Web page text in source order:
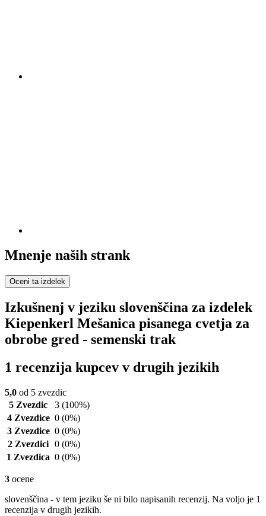
Mnenje naših strank
Oceni ta izdelek
Izkušnenj v jeziku slovenščina za izdelek
Kiepenkerl Mešanica pisanega cvetja za
obrobe gred - semenski trak
1 recenzija kupcev v drugih jezikih
5,0 od 5 zvezdic
5 Zvezdic
3 (100%)
4 Zvezdice 0 (0%)
3 Zvezdice 0 (0%)
2 Zvezdici 0 (0%)
1 Zvezdica 0 (0%)
3 ocene
slovenščina - v tem jeziku še ni bilo napisanih recenzij. Na voljo je 1
recenzija v drugih jezikih.